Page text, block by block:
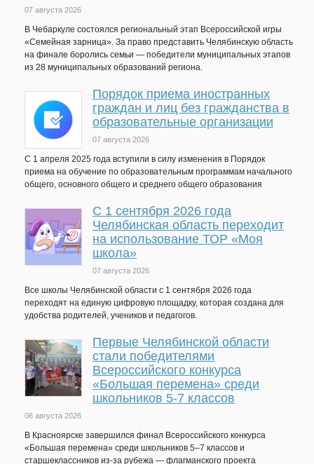
07 августа 2026
В Чебаркуле состоялся региональный этап Всероссийской игры
«Семейная зарница». За право представить Челябинскую область
на финале боролись семьи — победители муниципальных этапов
из 28 муниципальных образований региона.
Порядок приема иностранных
граждан и лиц без гражданства в
образовательные организации
07 августа 2026
С 1 апреля 2025 года вступили в силу изменения в Порядок
приема на обучение по образовательным программам начального
общего, основного общего и среднего общего образования
С 1 сентября 2026 года
Челябинская область переходит
на использование ТОР «Моя
школа»
07 августа 2026
Все школы Челябинской области с 1 сентября 2026 года
переходят на единую цифровую площадку, которая создана для
удобства родителей, учеников и педагогов.
Первые Челябинской области
стали победителями
Всероссийского конкурса
«Большая перемена» среди
школьников 5-7 классов
06 августа 2026
В Красноярске завершился финал Всероссийского конкурса
«Большая перемена» среди школьников 5–7 классов и
старшеклассников из-за рубежа — флагманского проекта